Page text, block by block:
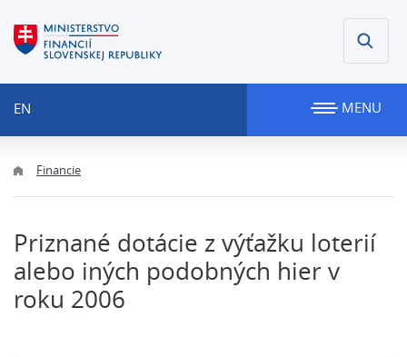
EN MENU
Financie
Priznané dotácie z výťažku loterií
alebo iných podobných hier v
roku 2006